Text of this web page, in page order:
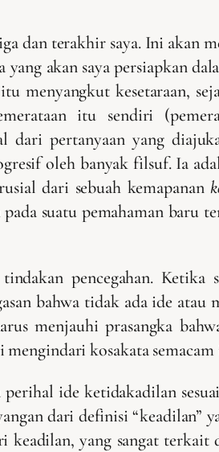
dan terakhir saya. Ini akan
yang akan saya persiapkan
menyangkut kesetaraan,
itu sendiri
dari pertanyaan yang
oleh banyak filsuf. Ia
dari sebuah kemapanan
suatu pemahaman baru
pencegahan.
bahwa tidak ada ide atau
menjauhi prasangka
kosakata
ide ketidakadilan
dari definisi “keadilan”
keadilan, yang sangat terkait